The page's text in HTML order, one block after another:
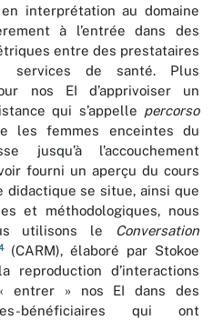
interprétation au domaine
à l’entrée dans des
entre des prestataires
services de santé. Plus
nos EI d’apprivoiser un
qui s’appelle percorso
les femmes enceintes du
jusqu’à l’accouchement
fourni un aperçu du cours
didactique se situe, ainsi que
et méthodologiques, nous
utilisons le
Conversation
(CARM), élaboré par Stokoe
d’interactions
entrer » nos EI dans des
bénéficiaires qui ont